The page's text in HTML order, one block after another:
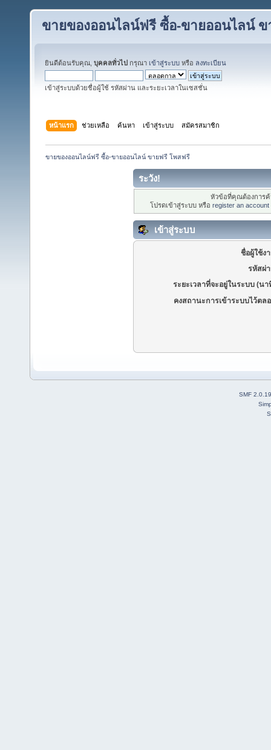
ขายของออนไลน์ฟรี ซื้อ-ขายออนไลน์
ยินดีต้อนรับคุณ, บุคคลทั่วไป กรุณา เข้าสู่ระบบ หรือ ลงทะเบียน
เข้าสู่ระบบด้วยชื่อผู้ใช้ รหัสผ่าน และระยะเวลาในเซสชั่น
หน้าแรก ช่วยเหลือ ค้นหา เข้าสู่ระบบ สมัครสมาชิก
ขายของออนไลน์ฟรี ซื้อ-ขายออนไลน์ ขายฟรี โพสฟรี
ระวัง!
หัวข้อที่คุณต้องการ
โปรดเข้าสู่ระบบ หรือ register an account
เข้าสู่ระบบ
ชื่อผู้ใช้ง
รหัสผ่
ระยะเวลาที่จะอยู่ในระบบ (นา
คงสถานะการเข้าระบบไว้ตล
SMF 2.0.19